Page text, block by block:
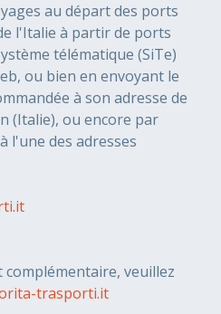
au départ des ports
l'Italie à partir de ports
télématique (SiTe)
ou bien en envoyant le
à son adresse de
(Italie), ou encore par
l'une des adresses
veuillez
trasporti.it